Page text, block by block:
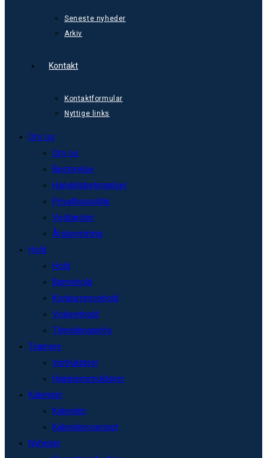
Seneste nyheder
Arkiv
Kontakt
Kontaktformular
Nyttige links
Om os
Om os
Bestyrelse
Handelsbetingelser
Privatlivspolitik
Vedtægter
Årsberetning
Hold
Hold
Børnehold
Konkurrencehold
Voksenhold
Tilmeldingsinfo
Trænere
Instruktører
Hjælpeinstruktører
Kalender
Kalender
Kalenderoversigt
Nyheder